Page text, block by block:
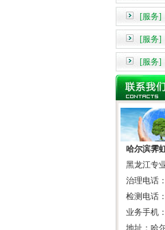
[服务]
[服务]
[服务]
哈尔滨霁
黑龙江专
治理电话
检测电话
业务手机
地址：哈